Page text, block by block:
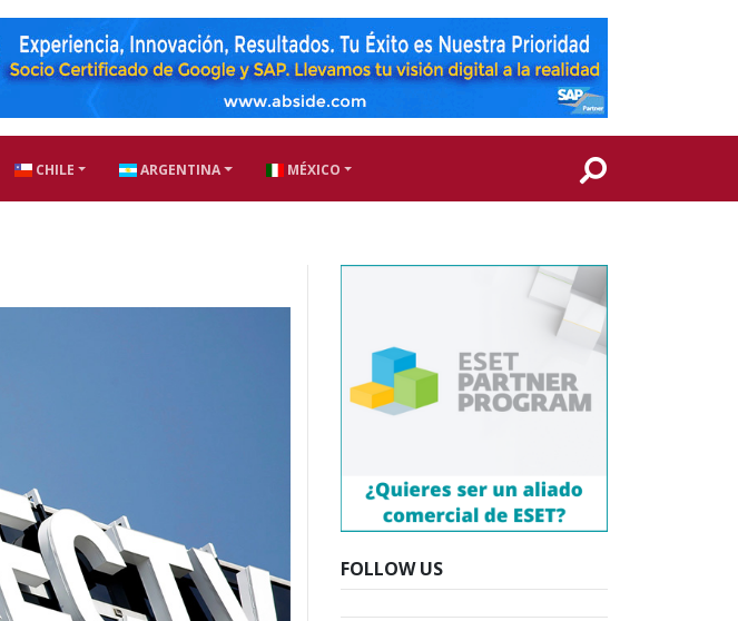
CHILE ARGENTINA MÉXICO
FOLLOW US